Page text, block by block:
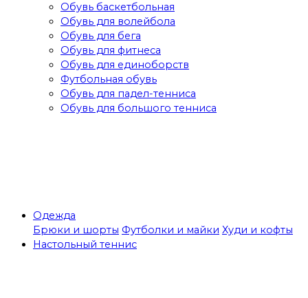
Обувь баскетбольная
Обувь для волейбола
Обувь для бега
Обувь для фитнеса
Обувь для единоборств
Футбольная обувь
Обувь для падел-тенниса
Обувь для большого тенниса
Одежда
Брюки и шорты Футболки и майки Худи и кофты
Настольный теннис